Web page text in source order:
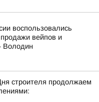
воспользовались
вейпов и
Володин
строителя продолжаем